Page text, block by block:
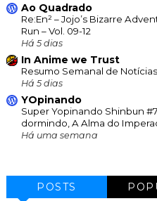
Ao Quadrado
Re:En² – Jojo’s Bizarre
Run – Vol. 09-12
Há 5 dias
In Anime we Trust
Resumo Semanal de
Há 5 dias
YOpinando
Super Yopinando Shinbun
dormindo, A Alma do
Há uma semana
POSTS